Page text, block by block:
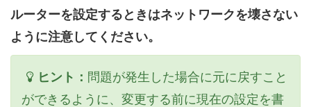
ルーターを設定するときはネットワークを壊さない
ように注意してください。
ヒント： 問題が発生した場合に元に戻すこと
ができるように、変更する前に現在の設定を書